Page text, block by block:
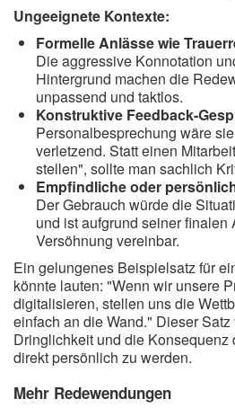
Ungeeignete Kontexte:
Formelle Anlässe wie
Die aggressive Konnotation
Hintergrund machen die
unpassend und taktlos.
Konstruktive Feedback-
Personalbesprechung wäre
verletzend. Statt einen
stellen", sollte man sachlich
Empfindliche oder
Der Gebrauch würde die
und ist aufgrund seiner finalen
Versöhnung vereinbar.
Ein gelungenes Beispielsatz für
könnte lauten: "Wenn wir unsere
digitalisieren, stellen uns die
einfach an die Wand." Dieser
Dringlichkeit und die Konsequenz
direkt persönlich zu werden.
Mehr Redewendungen